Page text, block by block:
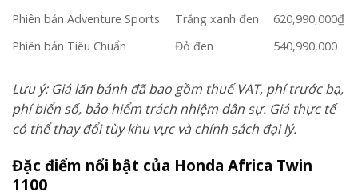
Phiên bản Adventure Sports
Trắng xanh đen
620,990,000₫
Phiên bản Tiêu Chuẩn
Đỏ đen 540,990,000
Lưu ý: Giá lăn bánh đã bao gồm thuế VAT, phí trước bạ,
phí biển số, bảo hiểm trách nhiệm dân sự. Giá thực tế
có thể thay đổi tùy khu vực và chính sách đại lý.
Đặc điểm nổi bật của Honda Africa Twin
1100